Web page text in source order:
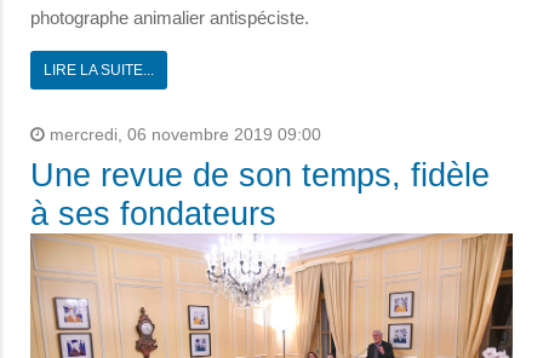
photographe animalier antispéciste.
LIRE LA SUITE...
mercredi, 06 novembre 2019 09:00
Une revue de son temps, fidèle
à ses fondateurs